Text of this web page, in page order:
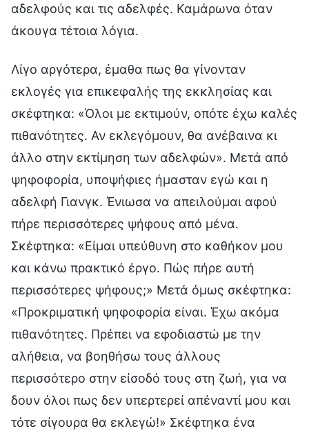
αδελφούς και τις αδελφές. Καμάρωνα όταν
άκουγα τέτοια λόγια.
Λίγο αργότερα, έμαθα πως θα γίνονταν
εκλογές για επικεφαλής της εκκλησίας και
σκέφτηκα: «Όλοι με εκτιμούν, οπότε έχω καλές
πιθανότητες. Αν εκλεγόμουν, θα ανέβαινα κι
άλλο στην εκτίμηση των αδελφών». Μετά από
ψηφοφορία, υποψήφιες ήμασταν εγώ και η
αδελφή Γιανγκ. Ένιωσα να απειλούμαι αφού
πήρε περισσότερες ψήφους από μένα.
Σκέφτηκα: «Είμαι υπεύθυνη στο καθήκον μου
και κάνω πρακτικό έργο. Πώς πήρε αυτή
περισσότερες ψήφους;» Μετά όμως σκέφτηκα:
«Προκριματική ψηφοφορία είναι. Έχω ακόμα
πιθανότητες. Πρέπει να εφοδιαστώ με την
αλήθεια, να βοηθήσω τους άλλους
περισσότερο στην είσοδό τους στη ζωή, για να
δουν όλοι πως δεν υπερτερεί απέναντί μου και
τότε σίγουρα θα εκλεγώ!» Σκέφτηκα ένα